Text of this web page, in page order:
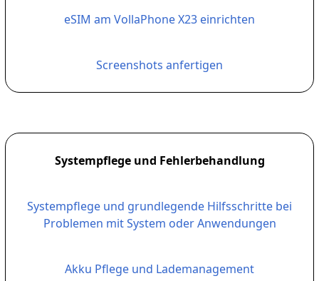
eSIM am VollaPhone X23 einrichten
Screenshots anfertigen
Systempflege und Fehlerbehandlung
Systempflege und grundlegende Hilfsschritte bei
Problemen mit System oder Anwendungen
Akku Pflege und Lademanagement